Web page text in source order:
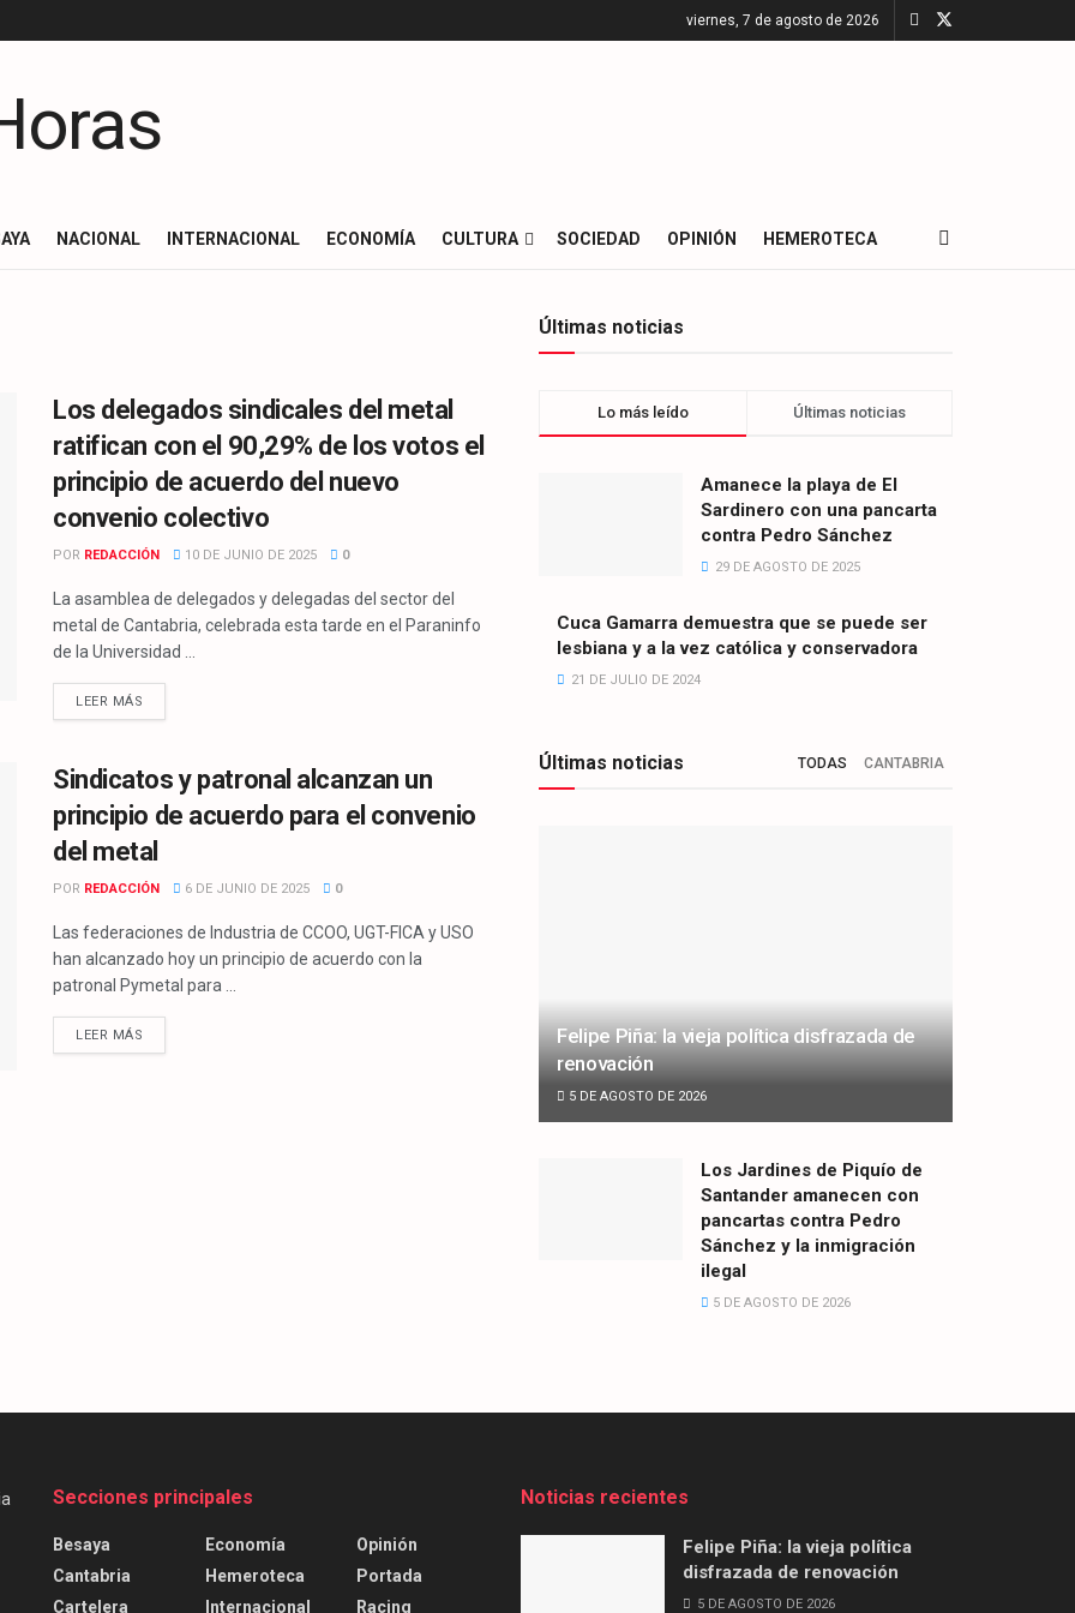
viernes, 7 de agosto de 2026
NACIONAL INTERNACIONAL ECONOMÍA CULTURA SOCIEDAD OPINIÓN HEMEROTECA
Los delegados sindicales del metal
ratifican con el 90,29% de los votos el
principio de acuerdo del nuevo
convenio colectivo
POR REDACCIÓN 10 DE JUNIO DE 2025 0
La asamblea de delegados y delegadas del sector del
metal de Cantabria, celebrada esta tarde en el Paraninfo
de la Universidad ...
LEER MÁS
Sindicatos y patronal alcanzan un
principio de acuerdo para el convenio
del metal
POR REDACCIÓN 6 DE JUNIO DE 2025 0
Las federaciones de Industria de CCOO, UGT-FICA y USO
han alcanzado hoy un principio de acuerdo con la
patronal Pymetal para ...
LEER MÁS
Últimas noticias
Lo más leído Últimas noticias
Amanece la playa de El
Sardinero con una pancarta
contra Pedro Sánchez
29 DE AGOSTO DE 2025
Cuca Gamarra demuestra que se puede ser
lesbiana y a la vez católica y conservadora
21 DE JULIO DE 2024
Últimas noticias TODAS CANTABRIA
Felipe Piña: la vieja política disfrazada de
renovación
5 DE AGOSTO DE 2026
Los Jardines de Piquío de
Santander amanecen con
pancartas contra Pedro
Sánchez y la inmigración
ilegal
5 DE AGOSTO DE 2026
Secciones principales
Besaya
Cantabria
Cartelera
Economía
Hemeroteca
Internacional
Opinión
Portada
Racing
Noticias recientes
Felipe Piña: la vieja política
disfrazada de renovación
5 DE AGOSTO DE 2026